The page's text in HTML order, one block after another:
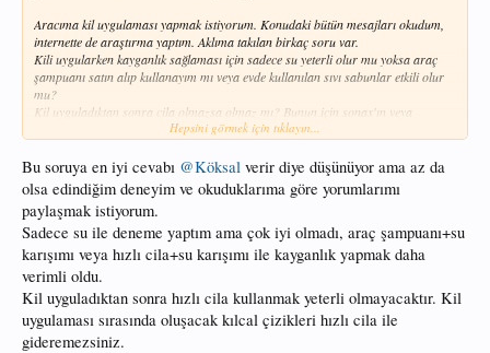
Aracıma kil uygulaması yapmak istiyorum. Konudaki bütün mesajları okudum,
internette de araştırma yaptım. Aklıma takılan birkaç soru var.
Kili uygularken kayganlık sağlaması için sadece su yeterli olur mu yoksa araç
şampuanı satın alıp kullanayım mı veya evde kullanılan sıvı sabunlar etkili olur
mu?
Kil uyguladıktan sonra cila olmazsa olmaz mı? Bunun için sonax'ın veya
automix'in (fiyatları uygun diye bu markalara baktım) hızlı cilalarını kullansam
Hepsini görmek için tıklayın...
Bu soruya en iyi cevabı @Köksal verir diye düşünüyor ama az da
olsa edindiğim deneyim ve okuduklarıma göre yorumlarımı
paylaşmak istiyorum.
Sadece su ile deneme yaptım ama çok iyi olmadı, araç şampuanı+su
karışımı veya hızlı cila+su karışımı ile kayganlık yapmak daha
verimli oldu.
Kil uyguladıktan sonra hızlı cila kullanmak yeterli olmayacaktır. Kil
uygulaması sırasında oluşacak kılcal çizikleri hızlı cila ile
gideremezsiniz.